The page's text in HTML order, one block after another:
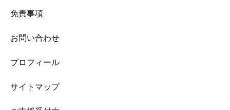
免責事項
お問い合わせ
プロフィール
サイトマップ